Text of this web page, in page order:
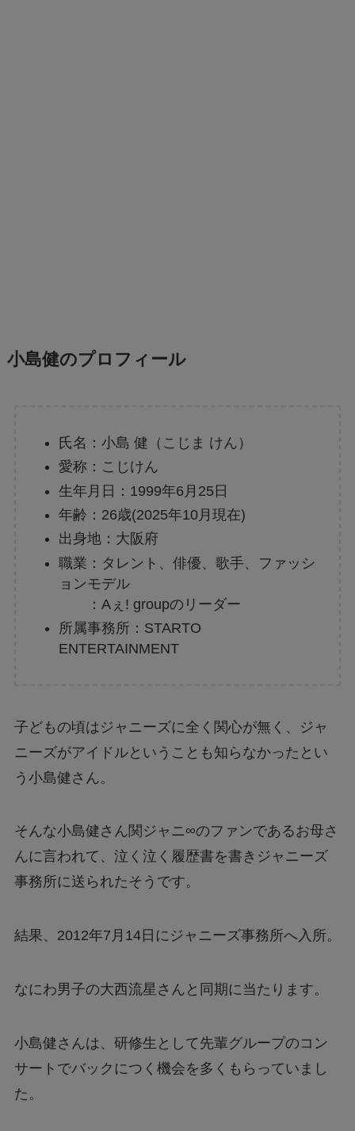
小島健のプロフィール
氏名：小島 健（こじま けん）
愛称：こじけん
生年月日：1999年6月25日
年齢：26歳(2025年10月現在)
出身地：大阪府
職業：タレント、俳優、歌手、ファッシ
ョンモデル
：Aぇ! groupのリーダー
所属事務所：STARTO
ENTERTAINMENT
子どもの頃はジャニーズに全く関心が無く、ジャ
ニーズがアイドルということも知らなかったとい
う小島健さん。
そんな小島健さん関ジャニ∞のファンであるお母さ
んに言われて、泣く泣く履歴書を書きジャニーズ
事務所に送られたそうです。
結果、2012年7月14日にジャニーズ事務所へ入所。
なにわ男子の大西流星さんと同期に当たります。
小島健さんは、研修生として先輩グループのコン
サートでバックにつく機会を多くもらっていまし
た。